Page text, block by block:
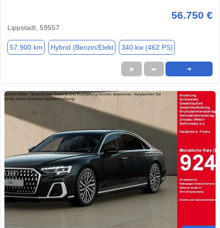
56.750 €
Lippstadt, 59557
57.900 km Hybrid (Benzin/Elekt 340 kw (462 PS)
★ ➦ ➜